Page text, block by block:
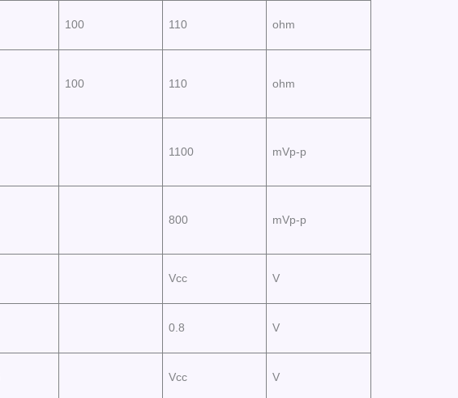
100 110 ohm
100 110 ohm
1100 mVp-p
800 mVp-p
Vcc V
0.8 V
Vcc V